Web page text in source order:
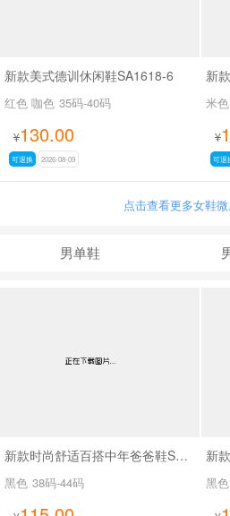
新款美式德训休闲鞋SA1618-6
红色 咖色 35码-40码
¥130.00
可退换 2026-08-09
米色
¥
可退
点击查看更多女鞋
男单鞋
新款时尚舒适百搭中年爸爸鞋SA62810
黑色 38码-44码 黑色